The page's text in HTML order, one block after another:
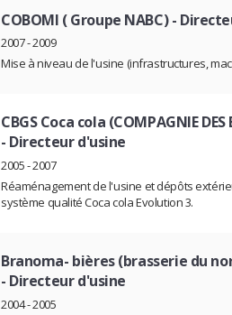
COBOMI ( Groupe NABC)-
2007 - 2009
Mise à niveau de l'usine (infrastructures,
CBGS Coca cola (COMPAGNIE
- Directeur d'usine
2005 - 2007
Réaménagement de l'usine et dépôts
système qualité Coca cola Evolution 3.
Branoma- bières (brasserie du
- Directeur d'usine
2004 - 2005